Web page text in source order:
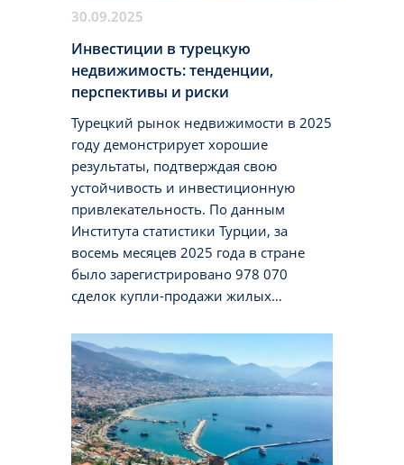
30.09.2025
Инвестиции в турецкую
недвижимость: тенденции,
перспективы и риски
Турецкий рынок недвижимости в 2025
году демонстрирует хорошие
результаты, подтверждая свою
устойчивость и инвестиционную
привлекательность. По данным
Института статистики Турции, за
восемь месяцев 2025 года в стране
было зарегистрировано 978 070
сделок купли-продажи жилых
аналогичный период 2024 года.